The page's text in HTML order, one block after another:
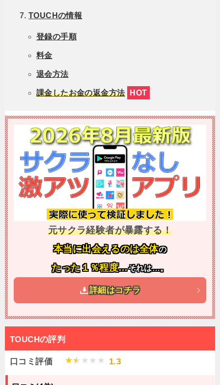
TOUCHの情報
登録の手順
料金
退会方法
課金したお金の返金方法 HOT
元サクラ経験者が暴露する！
本当に出会えるのは全体の
たった１％程度…それは…。
詳細はコチラ
TOUCHの評判
口コミ評価 1.3